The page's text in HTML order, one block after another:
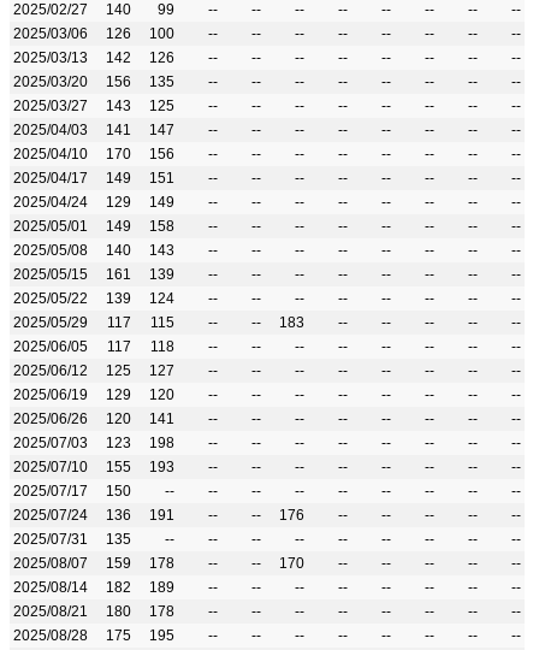
2025/02/27
140 99 -- -- -- -- -- -- --
--
2025/03/06
126 100 -- -- -- -- -- -- --
--
2025/03/13
142 126 -- -- -- -- -- -- --
--
2025/03/20
156 135 -- -- -- -- -- -- --
--
2025/03/27
143 125 -- -- -- -- -- -- --
--
2025/04/03
141 147 -- -- -- -- -- -- --
--
2025/04/10
170 156 -- -- -- -- -- -- --
--
2025/04/17
149 151 -- -- -- -- -- -- --
--
2025/04/24
129 149 -- -- -- -- -- -- --
--
2025/05/01
149 158 -- -- -- -- -- -- --
--
2025/05/08
140 143 -- -- -- -- -- -- --
--
2025/05/15
161 139 -- -- -- -- -- -- --
--
2025/05/22
139 124 -- -- -- -- -- -- --
--
2025/05/29
117 115 -- -- 183 -- -- -- --
--
2025/06/05
117 118 -- -- -- -- -- -- --
--
2025/06/12
125 127 -- -- -- -- -- -- --
--
2025/06/19
129 120 -- -- -- -- -- -- --
--
2025/06/26
120 141 -- -- -- -- -- -- --
--
2025/07/03
123 198 -- -- -- -- -- -- --
--
2025/07/10
155 193 -- -- -- -- -- -- --
--
2025/07/17
150 -- -- -- -- -- -- -- --
--
2025/07/24
136 191 -- -- 176 -- -- -- --
--
2025/07/31
135 -- -- -- -- -- -- -- --
--
2025/08/07
159 178 -- -- 170 -- -- -- --
--
2025/08/14
182 189 -- -- -- -- -- -- --
--
2025/08/21
180 178 -- -- -- -- -- -- --
--
2025/08/28
175 195 -- -- -- -- -- -- --
--